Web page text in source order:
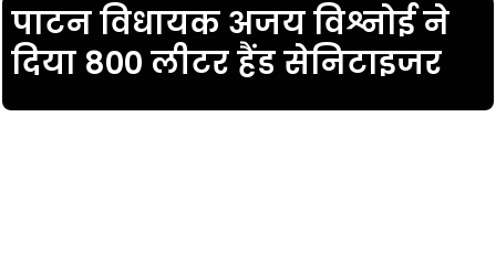
पाटन विधायक अजय विश्नोई ने
दिया 800 लीटर हैंड सेनिटाइजर